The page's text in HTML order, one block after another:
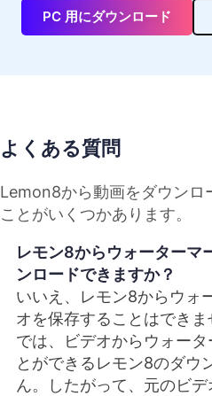
PC 用にダウンロード
よくある質問
Lemon8から動画をダウンロ
ことがいくつかあります。
レモン8からウォーターマ
ンロードできますか？
いいえ、レモン8からウォ
オを保存することはでき
では、ビデオからウォー
とができるレモン8のダウ
ん。したがって、元のビ